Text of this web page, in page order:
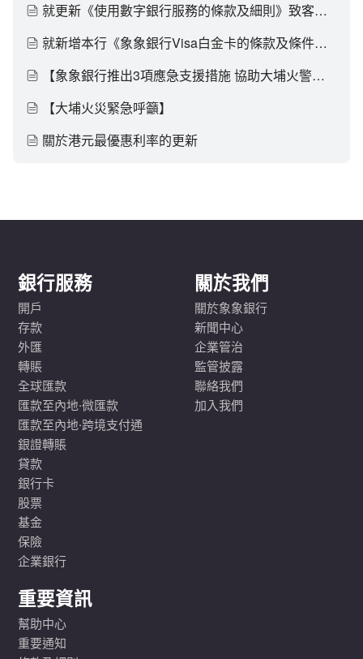
就更新《使用數字銀行服務的條款及細則》致客户通知
就新增本行《象象銀行Visa白金卡的條款及條件（適用於已啟用多幣種交易功能客户）》及更新《卡服務收費簡介》的致客户通知
【象象銀行推出3項應急支援措施 協助大埔火警受災客户渡過難關】
【大埔火災緊急呼籲】
關於港元最優惠利率的更新
銀行服務
開戶
存款
外匯
轉賬
全球匯款
匯款至內地·微匯款
匯款至內地·跨境支付通
銀證轉賬
貸款
銀行卡
股票
基金
保險
企業銀行
關於我們
關於象象銀行
新聞中心
企業管治
監管披露
聯絡我們
加入我們
重要資訊
幫助中心
重要通知